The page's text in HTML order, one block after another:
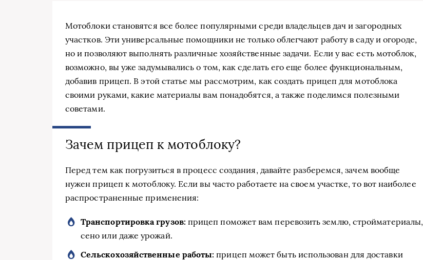
Мотоблоки становятся все более популярными среди владельцев дач и загородных
участков. Эти универсальные помощники не только облегчают работу в саду и огороде,
но и позволяют выполнять различные хозяйственные задачи. Если у вас есть мотоблок,
возможно, вы уже задумывались о том, как сделать его еще более функциональным,
добавив прицеп. В этой статье мы рассмотрим, как создать прицеп для мотоблока
своими руками, какие материалы вам понадобятся, а также поделимся полезными
советами.
Зачем прицеп к мотоблоку?
Перед тем как погрузиться в процесс создания, давайте разберемся, зачем вообще
нужен прицеп к мотоблоку. Если вы часто работаете на своем участке, то вот наиболее
распространенные применения:
Транспортировка грузов: прицеп поможет вам перевозить землю, стройматериалы,
сено или даже урожай.
Сельскохозяйственные работы: прицеп может быть использован для доставки